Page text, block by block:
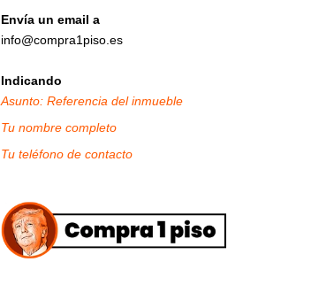
Envía un email a
info@compra1piso.es
Indicando
Asunto: Referencia del inmueble
Tu nombre completo
Tu teléfono de contacto